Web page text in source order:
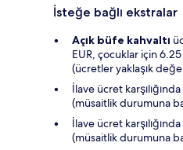
İsteğe bağlı ekstralar
Açık büfe kahvaltı
EUR, çocuklar için
(ücretler yaklaşık
İlave ücret karşılığında
(müsaitlik durumuna
İlave ücret karşılığında
(müsaitlik durumuna